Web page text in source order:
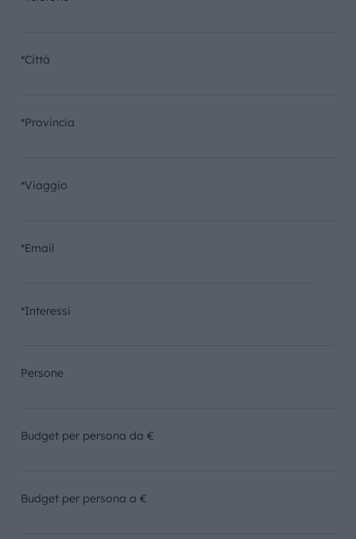
*Città
*Provincia
*Viaggio
*Email
*Interessi
Persone
Budget per persona da €
Budget per persona a €